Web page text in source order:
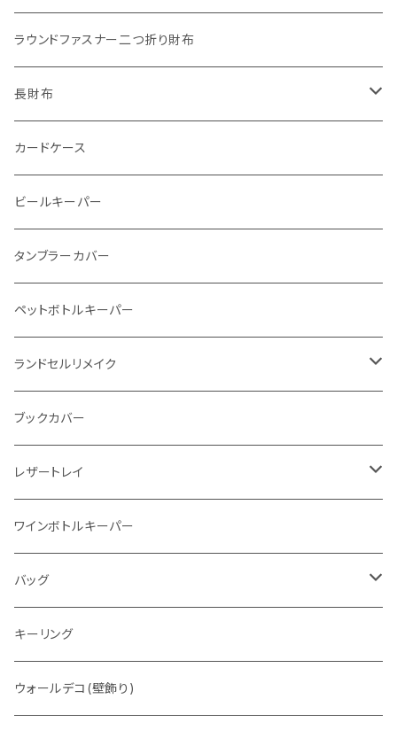
ワンタッチコインケース 国産革
ファスナーコインケース
"Ripper"マイクロウォレット(三つ折り式)
"Basic"アートウォレット
番外編Basicアートウォレット (インポート革版)
スキニーウォレット
ストーンウォレット
メタルウォレット
インビジブルウォレット
イントレチャート 編み込みアートウォレット
"Crammy"L字フラップウォレット
"メッセージ"カリグラフィーウォレット
ラウンドファスナー二つ折り財布
長財布
折り財布
L字ファスナー
柔らか革財布
イントレチャート
ラウンドファスナー
カードケース
ビールキーパー
タンブラーカバー
ペットボトルキーパー
ランドセルリメイク
写真立て
ブックカバー
レザートレイ
番外編"Wave"
通常盤
ワインボトルキーパー
バッグ
トートバッグ
ウォレットバッグ
キーリング
ウォールデコ(壁飾り)